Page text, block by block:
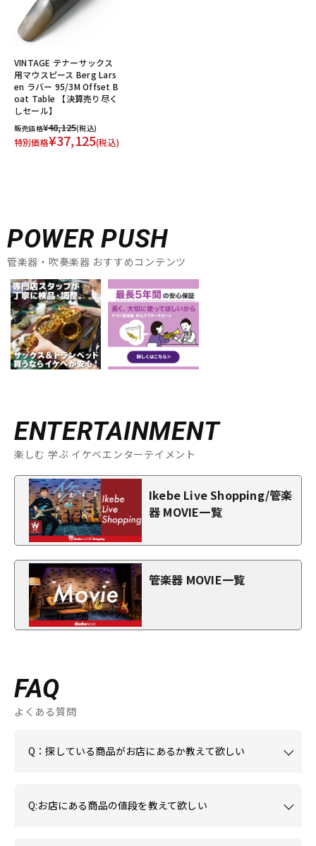
VINTAGE テナーサックス
用マウスピース Berg Lars
en ラバー 95/3M Offset B
oat Table 【決算売り尽く
しセール】
販売価格¥48,125(税込)
特別価格¥37,125(税込)
POWER PUSH
管楽器・吹奏楽器 おすすめコンテンツ
ENTERTAINMENT
楽しむ 学ぶ イケベエンターテイメント
Ikebe Live Shopping/管楽
器 MOVIE一覧
管楽器 MOVIE一覧
FAQ
よくある質問
Q：探している商品がお店にあるか教えて欲しい
Q:お店にある商品の値段を教えて欲しい